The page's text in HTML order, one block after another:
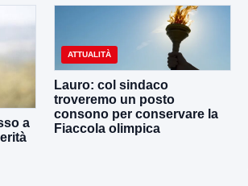
a
ATTUALITÀ
Lauro: col sindaco
troveremo un posto
consono per conservare la
Fiaccola olimpica